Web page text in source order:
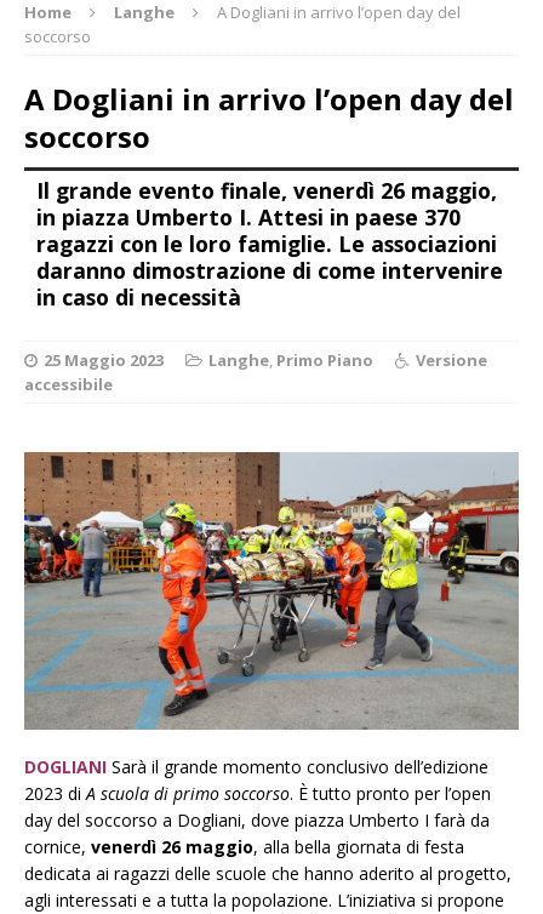
Home Langhe
A Dogliani in arrivo l’open day del
soccorso
A Dogliani in arrivo l’open day del
soccorso
Il grande evento finale, venerdì 26 maggio,
in piazza Umberto I. Attesi in paese 370
ragazzi con le loro famiglie. Le associazioni
daranno dimostrazione di come intervenire
in caso di necessità
25 Maggio 2023 Langhe, Primo Piano
Versione
accessibile
DOGLIANI Sarà il grande momento conclusivo dell’edizione
2023 diA scuola di primo soccorso. È tutto pronto per l’open
day del soccorso a Dogliani, dove piazza Umberto I farà da
cornice, venerdì 26 maggio, alla bella giornata di festa
dedicata ai ragazzi delle scuole che hanno aderito al progetto,
agli interessati e a tutta la popolazione. L’iniziativa si propone